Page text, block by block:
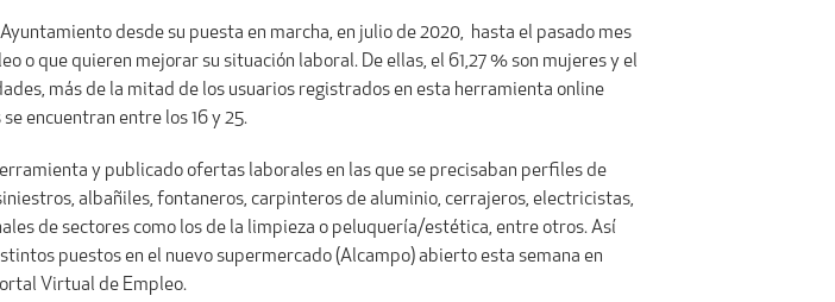
desde su puesta en marcha, en julio de 2020, hasta el pasado mes
o que quieren mejorar su situación laboral. De ellas, el 61,27 % son mujeres y el
más de la mitad de los usuarios registrados en esta herramienta online
encuentran entre los 16 y 25.
y publicado ofertas laborales en las que se precisaban perfiles de
albañiles, fontaneros, carpinteros de aluminio, cerrajeros, electricistas,
de sectores como los de la limpieza o peluquería/estética, entre otros. Así
puestos en el nuevo supermercado (Alcampo) abierto esta semana en
Virtual de Empleo.